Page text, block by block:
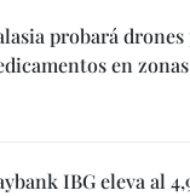
probará
en
IBG eleva al